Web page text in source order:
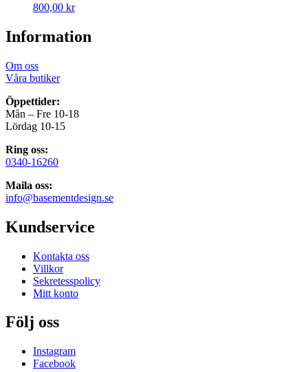
800,00 kr
Information
Om oss
Våra butiker
Öppettider:
Mån – Fre 10-18
Lördag 10-15
Ring oss:
0340-16260
Maila oss:
info@basementdesign.se
Kundservice
Kontakta oss
Villkor
Sekretesspolicy
Mitt konto
Följ oss
Instagram
Facebook